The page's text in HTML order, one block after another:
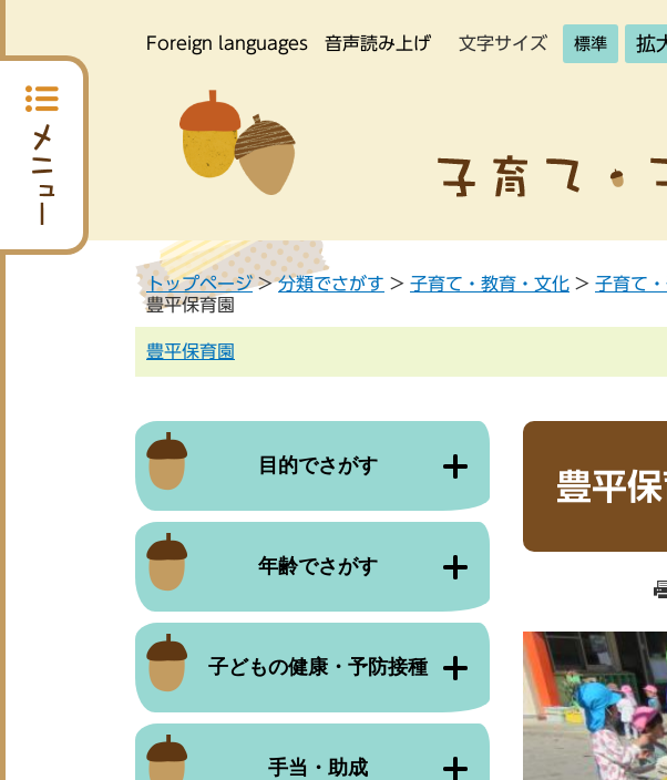
Foreign languages 音声読み上げ 文字サイズ 標準 拡
トップページ >分類でさがす > 子育て・教育・文化 > 子育て
豊平保育園
豊平保育園
豊平
目的でさがす
年齢でさがす
子どもの健康・予防接種
手当・助成